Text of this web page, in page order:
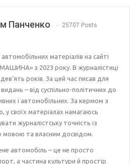
Панченко 25707 Posts
матеріалів на сайті
з 2023 року. В журналістиці
років. За цей час писав для
видань – від суспільно-політичних до
і автомобільних. За кермом з
у своїх матеріалах намагаюсь
журналістську точність із
та власним досвідом.
автомобіль – це не просто
а частина культури й простір